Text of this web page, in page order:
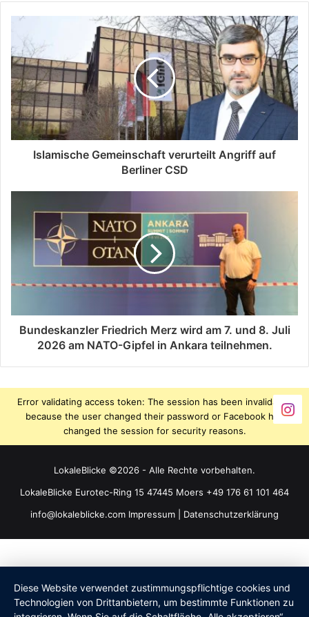
Islamische Gemeinschaft verurteilt Angriff auf
Berliner CSD
Bundeskanzler Friedrich Merz wird am 7. und 8. Juli
2026 am NATO-Gipfel in Ankara teilnehmen.
Error validating access token: The session has been invalidated
because the user changed their password or Facebook has
changed the session for security reasons.
LokaleBlicke ©2026 - Alle Rechte vorbehalten.
LokaleBlicke Eurotec-Ring 15 47445 Moers +49 176 61 101 464
info@lokaleblicke.com Impressum Datenschutzerklärung
Diese Website verwendet zustimmungspflichtige cookies und
Technologien von Drittanbietern, um bestimmte Funktionen zu